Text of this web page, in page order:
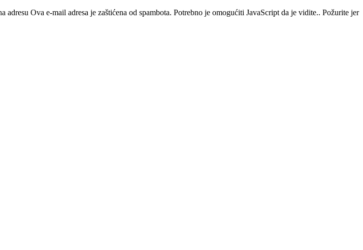
adresu Ova e-mail adresa je zaštićena od spambota. Potrebno je omogućiti JavaScript da je vidite.. Požurite jer